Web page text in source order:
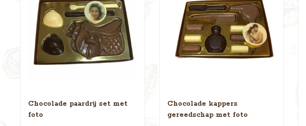
Chocolade paardrij set met
foto
Chocolade kappers
gereedschap met foto